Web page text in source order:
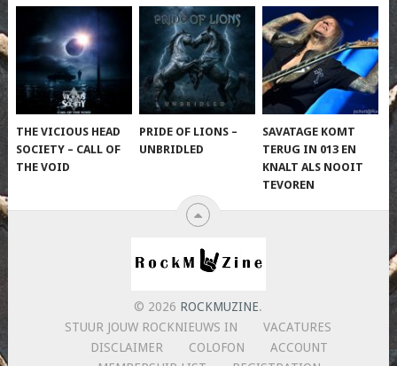
THE VICIOUS HEAD
SOCIETY – CALL OF
THE VOID
PRIDE OF LIONS –
UNBRIDLED
SAVATAGE KOMT
TERUG IN 013 EN
KNALT ALS NOOIT
TEVOREN
© 2026 ROCKMUZINE.
STUUR JOUW ROCKNIEUWS IN
VACATURES
DISCLAIMER
COLOFON
ACCOUNT